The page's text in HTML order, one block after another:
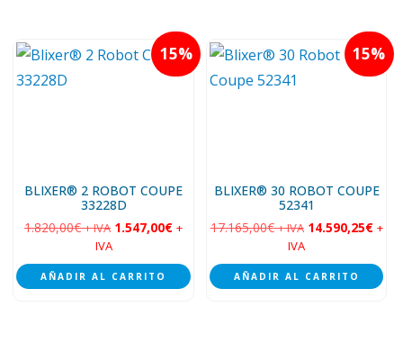
15
BLIXER® 2 ROBOT COUPE
33228D
1.820,00€ + IVA 1.547,00€ +
IVA
AÑADIR AL CARRITO
15
BLIXER® 30 ROBOT COUPE
52341
17.165,00€ + IVA 14.590,25€ +
IVA
AÑADIR AL CARRITO